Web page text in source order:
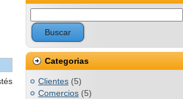
Categorias
Clientes (5)
Comercios (5)